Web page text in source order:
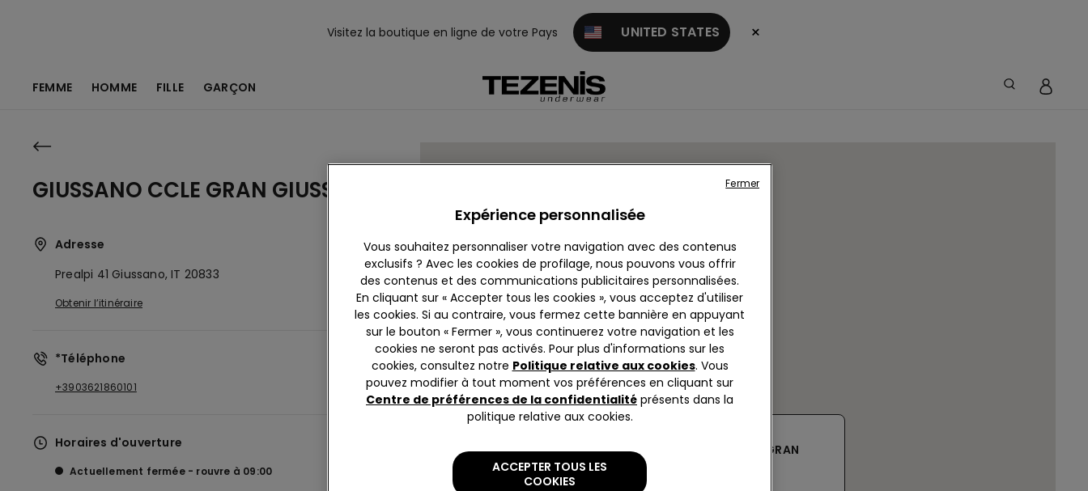
Visitez la boutique en ligne de votre Pays UNITED STATES ×
FEMME HOMME FILLE GARÇON
GIUSSANO CCLE GRAN GIUSSANO
Adresse
Prealpi 41 Giussano, IT 20833
Obtenir l’itinéraire
*Téléphone
+3903621860101
Horaires d'ouverture
Actuellement fermée rouvre à 09:00
GIUSSANO CCLE GRAN
Expérience personnalisée
Vous souhaitez personnaliser votre navigation avec des contenus
exclusifs ? Avec les cookies de profilage, nous pouvons vous offrir
des contenus et des communications publicitaires personnalisées.
En cliquant sur « Accepter tous les cookies », vous acceptez d'utiliser
les cookies. Si au contraire, vous fermez cette bannière en appuyant
sur le bouton « Fermer », vous continuerez votre navigation et les
cookies ne seront pas activés. Pour plus d'informations sur les
cookies, consultez notre Politique relative aux cookies. Vous
pouvez modifier à tout moment vos préférences en cliquant sur
Centre de préférences de la confidentialité présents dans la
politique relative aux cookies.
ACCEPTER TOUS LES
COOKIES
Fermer